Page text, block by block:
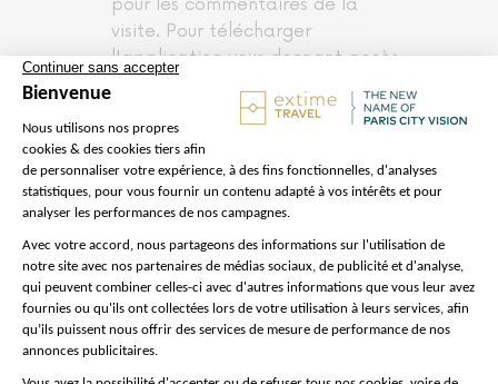
pour les commentaires de la
visite. Pour télécharger
l'application vous donnant accès
utiliserez le QR code fourni par
notre équipe.
Sachez que, bien que vous ayez un
accès réservé pour entrer dans la
Tour Eiffel, il peut y avoir des
attentes au contrôle de sécurité.
Langues disponibles pour le tour de
ville : Français, anglais, espagnol,
italien, allemand, portugais,
japonais, mandarin, russe, coréen.